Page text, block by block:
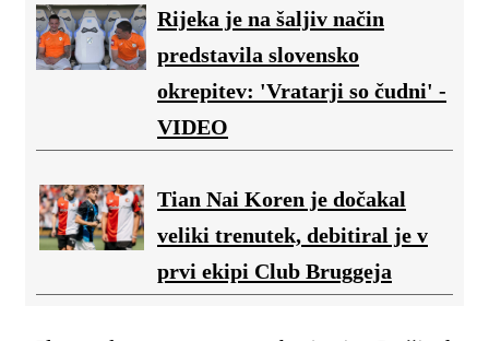
Rijeka je na šaljiv način
predstavila slovensko
okrepitev: 'Vratarji so čudni' -
VIDEO
Tian Nai Koren je dočakal
veliki trenutek, debitiral je v
prvi ekipi Club Bruggeja